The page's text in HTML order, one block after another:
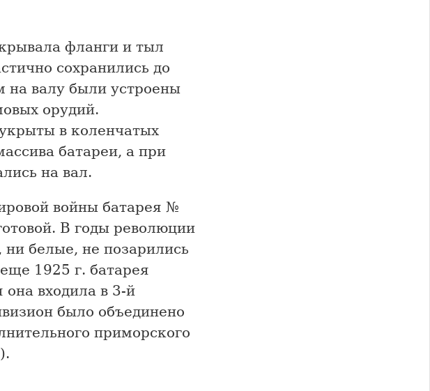
фланги и тыл
сохранились до
на валу были устроены
орудий.
в коленчатых
батареи, а при
на вал.
войны батарея №
В годы революции
белые, не позарились
1925 г. батарея
входила в 3-й
было объединено
приморского